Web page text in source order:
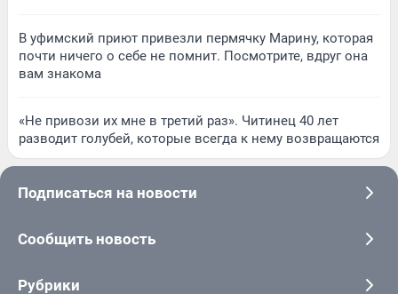
В уфимский приют привезли пермячку Марину, которая
почти ничего о себе не помнит. Посмотрите, вдруг она
вам знакома
«Не привози их мне в третий раз». Читинец 40 лет
разводит голубей, которые всегда к нему возвращаются
Подписаться на новости
Сообщить новость
Рубрики